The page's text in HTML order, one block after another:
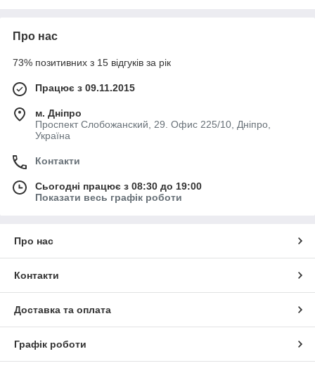
Про нас
73% позитивних з 15 відгуків за рік
Працює з 09.11.2015
м. Дніпро
Проспект Слобожанский, 29. Офис 225/10, Дніпро,
Україна
Контакти
Сьогодні працює з 08:30 до 19:00
Показати весь графік роботи
Про нас
Контакти
Доставка та оплата
Графік роботи